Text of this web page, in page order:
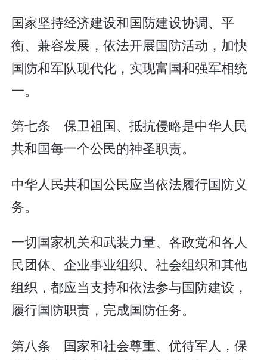
国家坚持经济建设和国防建设协调、平
衡、兼容发展，依法开展国防活动，加快
国防和军队现代化，实现富国和强军相统
一。
第七条 保卫祖国、抵抗侵略是中华人民
共和国每一个公民的神圣职责。
中华人民共和国公民应当依法履行国防义
务。
一切国家机关和武装力量、各政党和各人
民团体、企业事业组织、社会组织和其他
组织，都应当支持和依法参与国防建设，
履行国防职责，完成国防任务。
第八条 国家和社会尊重、优待军人，保